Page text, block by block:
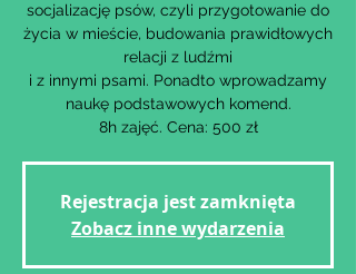
socjalizację psów, czyli przygotowanie do
życia w mieście, budowania prawidłowych
relacji z ludźmi
i z innymi psami. Ponadto wprowadzamy
naukę podstawowych komend.
8h zajęć. Cena: 500 zł
Rejestracja jest zamknięta
Zobacz inne wydarzenia